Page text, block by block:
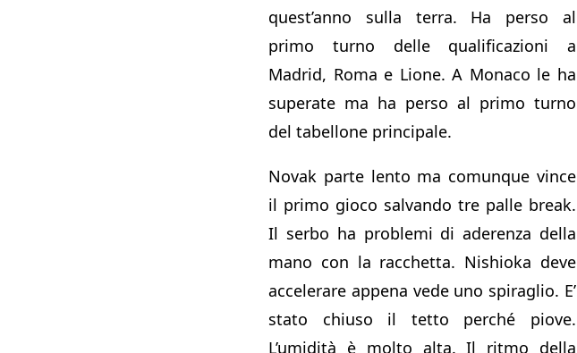
quest’anno sulla terra. Ha perso al
primo turno delle qualificazioni a
Madrid, Roma e Lione. A Monaco le ha
superate ma ha perso al primo turno
del tabellone principale.
Novak parte lento ma comunque vince
il primo gioco salvando tre palle break.
Il serbo ha problemi di aderenza della
mano con la racchetta. Nishioka deve
accelerare appena vede uno spiraglio. E’
stato chiuso il tetto perché piove.
L’umidità è molto alta. Il ritmo della